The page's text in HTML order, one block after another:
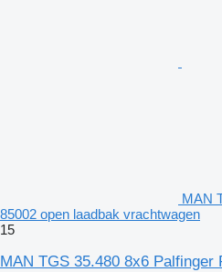
MAN
85002 open laadbak vrachtwagen
15
MAN TGS 35.480 8x6 Palfinger